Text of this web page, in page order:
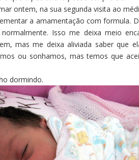
ontem, na sua segunda visita ao
a amamentação com formula.
Isso me deixa meio
mas me deixa aliviada saber que
ou sonhamos, mas temos que
dormindo.